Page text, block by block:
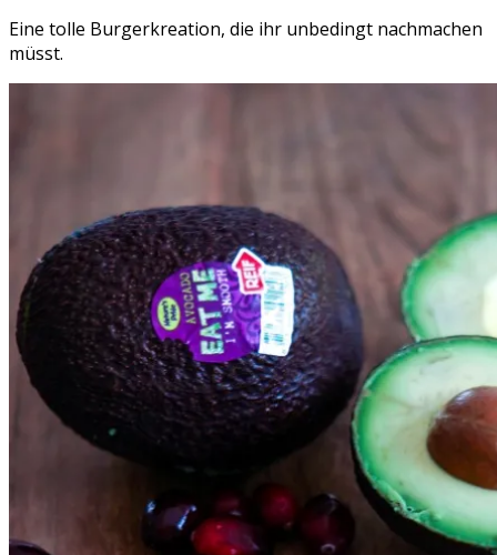
Eine tolle Burgerkreation, die ihr unbedingt nachmachen
müsst.